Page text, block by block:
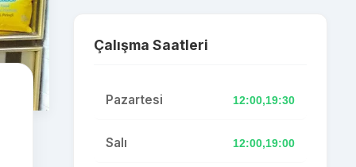
Çalışma Saatleri
Pazartesi 12:00,19:30
Salı 12:00,19:00